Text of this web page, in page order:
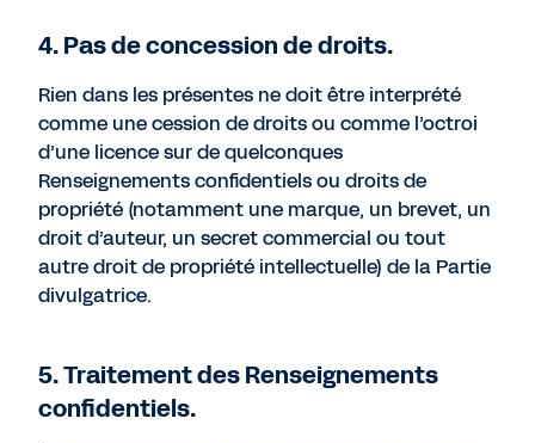
4. Pas de concession de droits.
Rien dans les présentes ne doit être interprété
comme une cession de droits ou comme l’octroi
d’une licence sur de quelconques
Renseignements confidentiels ou droits de
propriété (notamment une marque, un brevet, un
droit d’auteur, un secret commercial ou tout
autre droit de propriété intellectuelle) de la Partie
divulgatrice.
5. Traitement des Renseignements
confidentiels.